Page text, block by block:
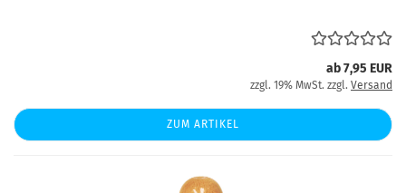
ab 7,95 EUR
zzgl. 19% MwSt. zzgl. Versand
ZUM ARTIKEL